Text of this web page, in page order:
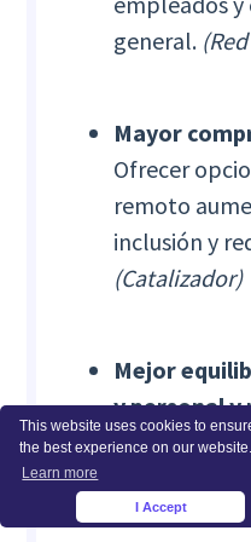
This website uses cookies to
the best experience on our website.
Learn more
I Accept
general.
Mayor
Ofrecer
remoto
inclusión y
(Catalizador)
Mejor
y personal y
tienen
control